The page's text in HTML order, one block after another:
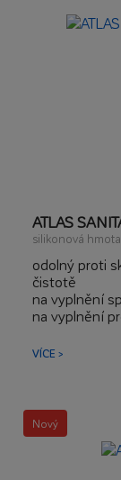
ATLAS
silikonová hmota
odolný proti
čistotě
na vyplnění
na vyplnění
dostupný v
VÍCE >
Nový